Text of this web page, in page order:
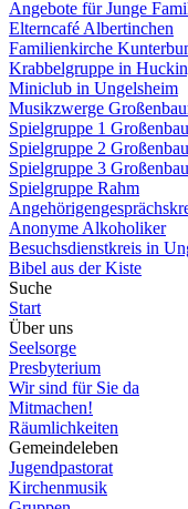
Angebote für Junge
Elterncafé Albertinchen
Familienkirche
Krabbelgruppe in
Miniclub in Ungelsheim
Musikzwerge
Spielgruppe 1
Spielgruppe 2
Spielgruppe 3
Spielgruppe Rahm
Anonyme Alkoholiker
Besuchsdienstkreis in
Bibel aus der Kiste
Suche
Start
Über uns
Seelsorge
Presbyterium
Wir sind für Sie da
Mitmachen!
Räumlichkeiten
Gemeindeleben
Jugendpastorat
Kirchenmusik